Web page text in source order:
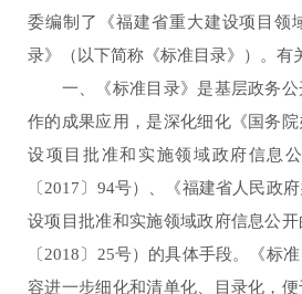
委编制了《福建省重大建设项目领
录》（以下简称《标准目录》）。有
一、《标准目录》是基层政务公
作的成果应用，是深化细化《国务
设项目批准和实施领域政府信息
〔2017〕94号）、《福建省人民政
设项目批准和实施领域政府信息公
〔2018〕25号）的具体手段。《标
容进一步细化和清单化、目录化，